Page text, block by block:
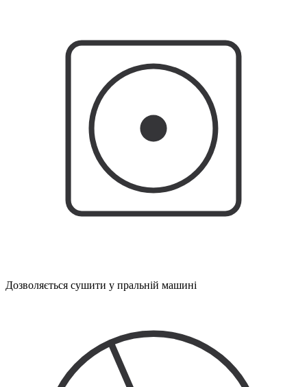
Дозволяється сушити у пральній машині